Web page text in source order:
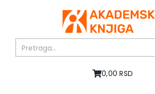
0,00 RSD